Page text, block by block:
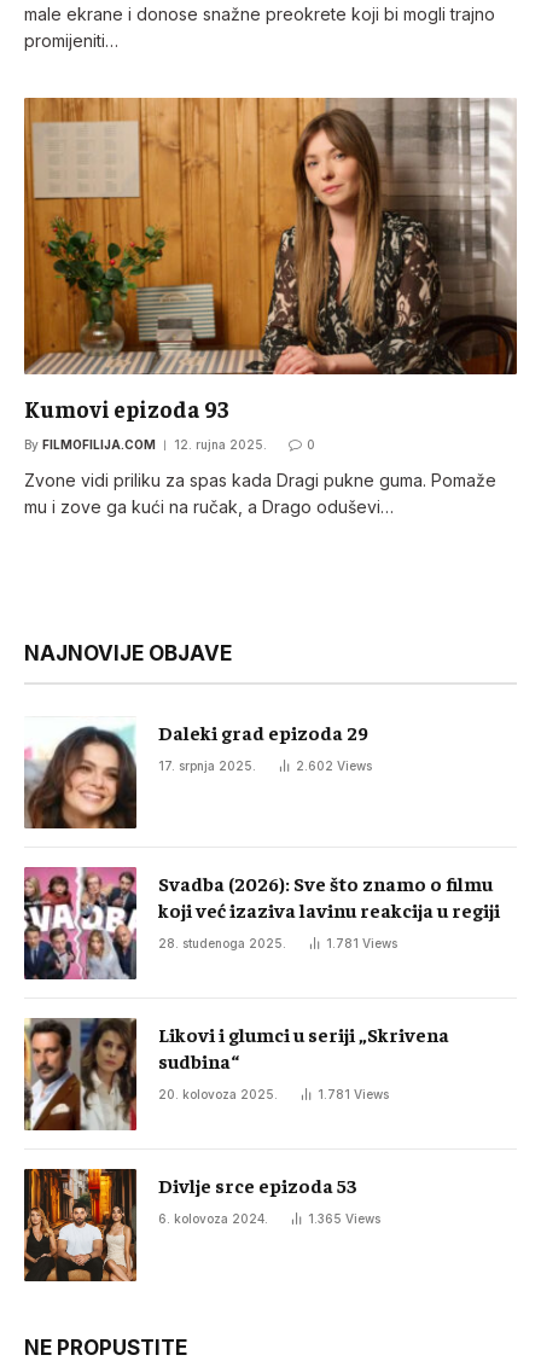
male ekrane i donose snažne preokrete koji bi mogli trajno
promijeniti…
Kumovi epizoda 93
By FILMOFILIJA.COM 12. rujna 2025. 0
Zvone vidi priliku za spas kada Dragi pukne guma. Pomaže
mu i zove ga kući na ručak, a Drago oduševi…
NAJNOVIJE OBJAVE
Daleki grad epizoda 29
17. srpnja 2025. 2.602 Views
Svadba (2026): Sve što znamo o filmu
koji već izaziva lavinu reakcija u regiji
28. studenoga 2025. 1.781 Views
Likovi i glumci u seriji „Skrivena
sudbina“
20. kolovoza 2025. 1.781 Views
Divlje srce epizoda 53
6. kolovoza 2024. 1.365 Views
NE PROPUSTITE